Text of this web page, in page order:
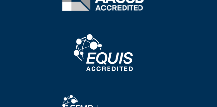
Image
Image